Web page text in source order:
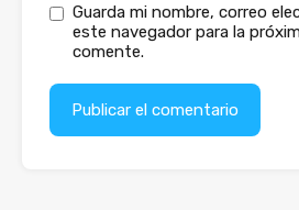
Guarda mi nombre, correo
este navegador para la
comente.